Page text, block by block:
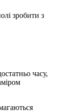
зробити з
часу,